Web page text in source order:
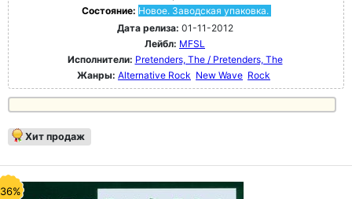
Состояние: Новое. Заводская упаковка.
Дата релиза: 01-11-2012
Лейбл: MFSL
Исполнители: Pretenders, The / Pretenders, The
Жанры: Alternative Rock New Wave Rock
Хит продаж